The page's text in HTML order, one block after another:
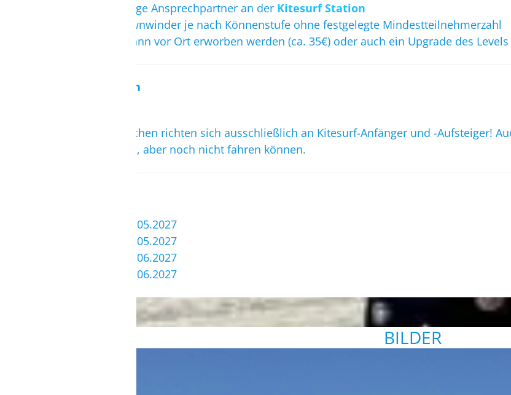
deutschsprachige Ansprechpartner an der Kitesurf Station
kostenlose Downwinder je nach Könnenstufe ohne festgelegte Mindestteilnehmerzahl
VDWS-Lizenz kann vor Ort erworben werden (ca. 35€) oder auch ein Upgrade des Levels
Voraussetzungen
Die Intensivwochen richten sich ausschließlich an Kitesurf-Anfänger und -Aufsteiger!
gemacht haben, aber noch nicht fahren können.
14.05.2027 - 21.05.2027
21.05.2027 - 28.05.2027
28.05.2027 - 04.06.2027
04.06.2027 - 11.06.2027
BILDER